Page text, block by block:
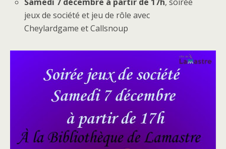
Samedi 7 décembre à partir de 17h, soirée
jeux de société et jeu de rôle avec
Cheylardgame et Callsnoup